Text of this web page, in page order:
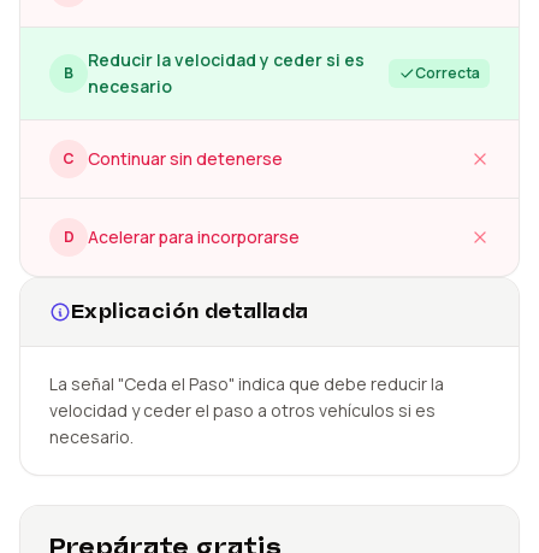
B
Reducir la velocidad y ceder si es
necesario
Correcta
C Continuar sin detenerse
D Acelerar para incorporarse
Explicación detallada
La señal "Ceda el Paso" indica que debe reducir la
velocidad y ceder el paso a otros vehículos si es
necesario.